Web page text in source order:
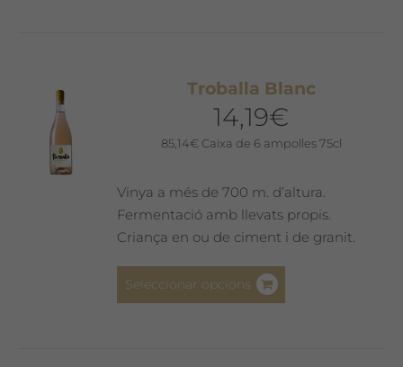
Troballa Blanc
14,19€
85,14€ Caixa de 6 ampolles 75cl
Vinya a més de 700 m. d’altura.
Fermentació amb llevats propis.
Criança en ou de ciment i de granit.
Seleccionar opcions